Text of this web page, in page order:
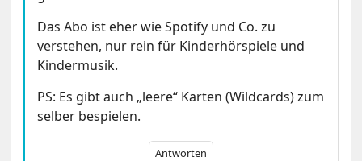
Das Abo ist eher wie Spotify und Co. zu
verstehen, nur rein für Kinderhörspiele und
Kindermusik.
PS: Es gibt auch „leere“ Karten (Wildcards) zum
selber bespielen.
Antworten